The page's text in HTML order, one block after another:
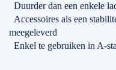
Duurder dan een enkele
Accessoires als een
meegeleverd
Enkel te gebruiken in A-